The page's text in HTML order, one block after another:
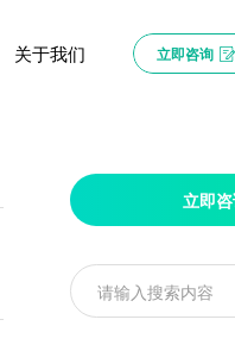
关于我们 立即咨询
立即